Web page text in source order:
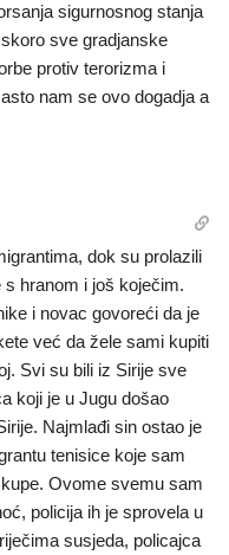
sigurnosnog stanja
sve gradjanske
protiv terorizma i
nam se ovo dogadja a
dok su prolazili
hranom i još koječim.
i novac govoreći da je
već da žele sami kupiti
Svi su bili iz Sirije sve
koji je u Jugu došao
Najmlađi sin ostao je
tenisice koje sam
Ovome svemu sam
policija ih je sprovela u
susjeda, policajca